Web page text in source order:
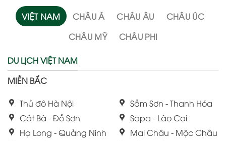
VIỆT NAM CHÂU Á CHÂU ÂU
CHÂU ÚC
CHÂU MỸ
CHÂU PHI
DU LỊCH VIỆT NAM
MIỀN BẮC
Thủ đô Hà Nội
Cát Bà - Đồ Sơn
Hạ Long - Quảng Ninh
Sầm Sơn - Thanh Hóa
Sapa - Lào Cai
Mai Châu - Mộc Châu